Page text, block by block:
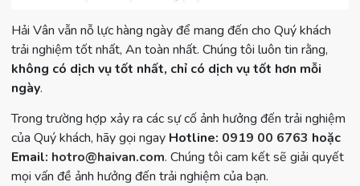
Hải Vân vẫn nỗ lực hàng ngày để mang đến cho Quý khách
trải nghiệm tốt nhất, An toàn nhất. Chúng tôi luôn tin rằng,
không có dịch vụ tốt nhất, chỉ có dịch vụ tốt hơn mỗi
ngày.
Trong trường hợp xảy ra các sự cố ảnh hưởng đến trải nghiệm
của Quý khách, hãy gọi ngay Hotline: 0919 00 6763 hoặc
Email: hotro@haivan.com. Chúng tôi cam kết sẽ giải quyết
mọi vấn đề ảnh hưởng đến trải nghiệm của bạn.